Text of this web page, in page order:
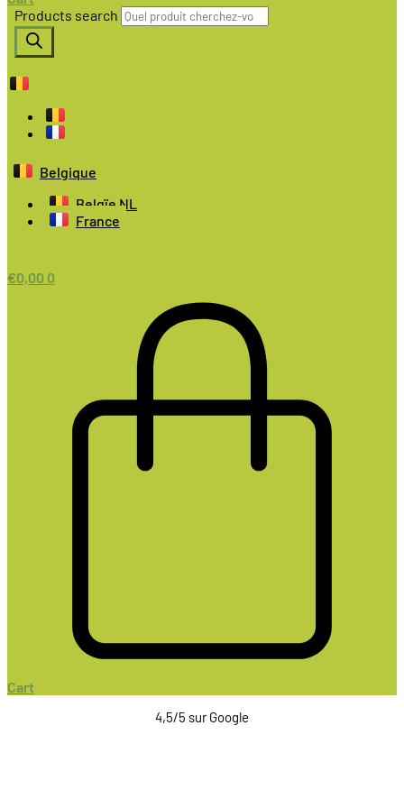
Products search
Belgique
Belgïe NL
France
€0,00 0
Cart
4,5/5 sur Google